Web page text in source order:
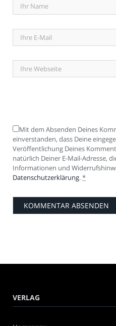
Mit dem Absenden Deines
einverstanden, dass Deine
Veröffentlichung Deines
natürlich Deiner E-Mail-Adresse,
Informationen und
Datenschutzerklärung.*
VERLAG